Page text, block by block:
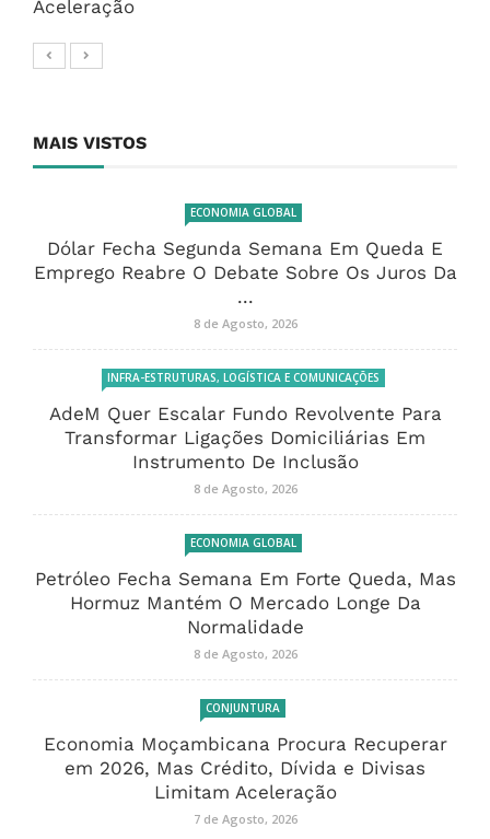
Aceleração
MAIS VISTOS
ECONOMIA GLOBAL
Dólar Fecha Segunda Semana Em Queda E
Emprego Reabre O Debate Sobre Os Juros Da
...
8 de Agosto, 2026
INFRA-ESTRUTURAS, LOGÍSTICA E COMUNICAÇÕES
AdeM Quer Escalar Fundo Revolvente Para
Transformar Ligações Domiciliárias Em
Instrumento De Inclusão
8 de Agosto, 2026
ECONOMIA GLOBAL
Petróleo Fecha Semana Em Forte Queda, Mas
Hormuz Mantém O Mercado Longe Da
Normalidade
8 de Agosto, 2026
CONJUNTURA
Economia Moçambicana Procura Recuperar
em 2026, Mas Crédito, Dívida e Divisas
Limitam Aceleração
7 de Agosto, 2026